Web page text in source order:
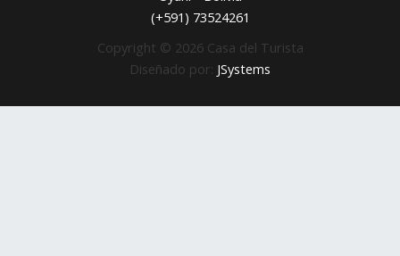
(+591) 73524261
Copyright © 2026 Casa del Turista
Diseñado por: JSystems